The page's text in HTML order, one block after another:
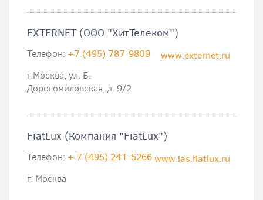
EXTERNET (ООО "ХитТелеком")
www.externet.ru
Телефон: +7 (495) 787-9809
г.Москва, ул. Б.
Дорогомиловская, д. 9/2
FiatLux (Компания "FiatLux")
www.ias.fiatlux.ru
Телефон: + 7 (495) 241-5266
г. Москва